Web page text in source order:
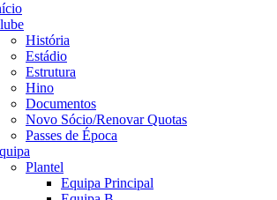
História
Estádio
Estrutura
Hino
Documentos
Novo Sócio/Renovar Quotas
Passes de Época
Plantel
Equipa Principal